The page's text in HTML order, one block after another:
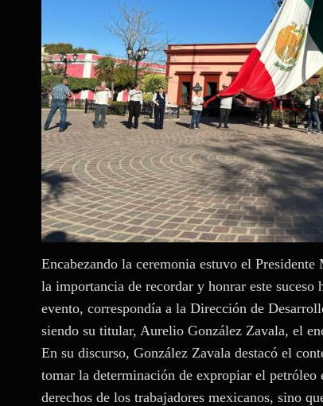
Encabezando la ceremonia estuvo el
la importancia de recordar y honrar este
evento, correspondía a la Dirección de
siendo su titular, Aurelio González Zavala, el
En su discurso, González Zavala destacó el
tomar la determinación de expropiar el
derechos de los trabajadores mexicanos, sino